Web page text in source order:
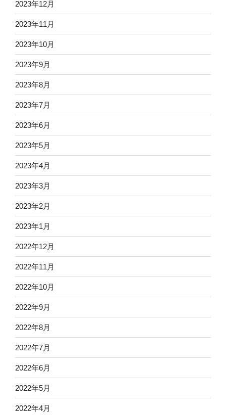
2023年12月
2023年11月
2023年10月
2023年9月
2023年8月
2023年7月
2023年6月
2023年5月
2023年4月
2023年3月
2023年2月
2023年1月
2022年12月
2022年11月
2022年10月
2022年9月
2022年8月
2022年7月
2022年6月
2022年5月
2022年4月